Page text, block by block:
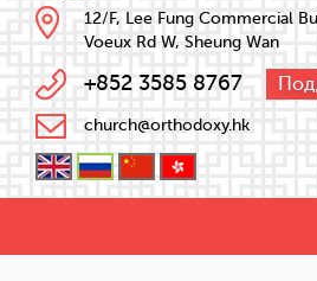
12/F, Lee Fung Commercial
Voeux Rd W, Sheung Wan
+852 3585 8767
church@orthodoxy.hk